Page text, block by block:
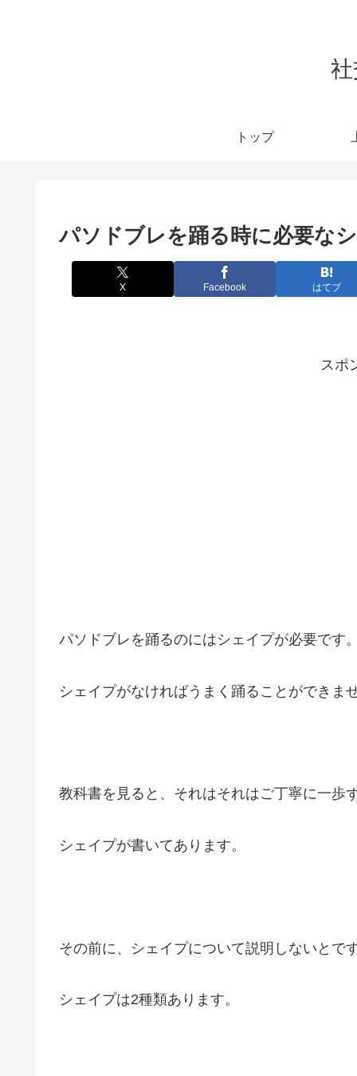
トップ
パソドブレを踊る時に必要な
X Facebook はてブ
スポ
パソドブレを踊るのにはシェイプが必要です。
シェイプがなければうまく踊ることができませ
教科書を見ると、それはそれはご丁寧に一歩
シェイプが書いてあります。
その前に、シェイプについて説明しないとです
シェイプは2種類あります。